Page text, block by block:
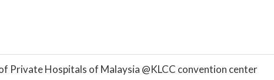
Private Hospitals of Malaysia @KLCC convention center